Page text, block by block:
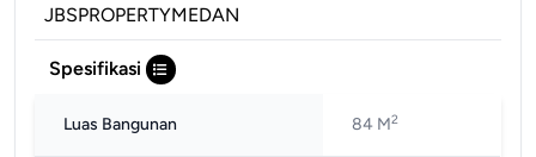
JBSPROPERTYMEDAN
Spesifikasi
Luas Bangunan 84 M2